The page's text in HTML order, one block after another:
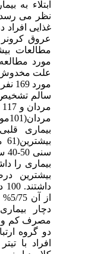
ابتلاء به
نظر می رسد
غذایی افراد
عروق کرونر
مطالعات
از
دچار
مصرف کم و
دو گروه